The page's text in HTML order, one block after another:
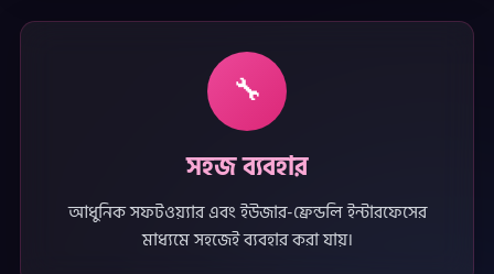
🔧
সহজ ব্যবহার
আধুনিক সফটওয়্যার এবং ইউজার-ফ্রেন্ডলি ইন্টারফেসের
মাধ্যমে সহজেই ব্যবহার করা যায়।